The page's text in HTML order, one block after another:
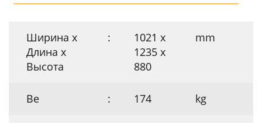
Ширина х
Длина х
Высота
:
1021 x
1235 x
880
mm
Ве : 174 kg